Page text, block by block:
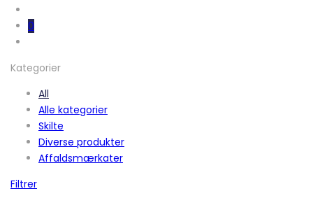
0
Kategorier
All
Alle kategorier
Skilte
Diverse produkter
Affaldsmærkater
Filtrer